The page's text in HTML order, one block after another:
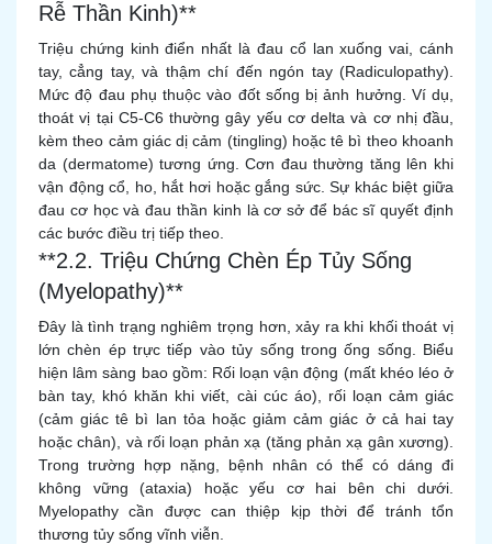
Rễ Thần Kinh)**
Triệu chứng kinh điển nhất là đau cổ lan xuống vai, cánh
tay, cẳng tay, và thậm chí đến ngón tay (Radiculopathy).
Mức độ đau phụ thuộc vào đốt sống bị ảnh hưởng. Ví dụ,
thoát vị tại C5-C6 thường gây yếu cơ delta và cơ nhị đầu,
kèm theo cảm giác dị cảm (tingling) hoặc tê bì theo khoanh
da (dermatome) tương ứng. Cơn đau thường tăng lên khi
vận động cổ, ho, hắt hơi hoặc gắng sức. Sự khác biệt giữa
đau cơ học và đau thần kinh là cơ sở để bác sĩ quyết định
các bước điều trị tiếp theo.
**2.2. Triệu Chứng Chèn Ép Tủy Sống
(Myelopathy)**
Đây là tình trạng nghiêm trọng hơn, xảy ra khi khối thoát vị
lớn chèn ép trực tiếp vào tủy sống trong ống sống. Biểu
hiện lâm sàng bao gồm: Rối loạn vận động (mất khéo léo ở
bàn tay, khó khăn khi viết, cài cúc áo), rối loạn cảm giác
(cảm giác tê bì lan tỏa hoặc giảm cảm giác ở cả hai tay
hoặc chân), và rối loạn phản xạ (tăng phản xạ gân xương).
Trong trường hợp nặng, bệnh nhân có thể có dáng đi
không vững (ataxia) hoặc yếu cơ hai bên chi dưới.
Myelopathy cần được can thiệp kịp thời để tránh tổn
thương tủy sống vĩnh viễn.